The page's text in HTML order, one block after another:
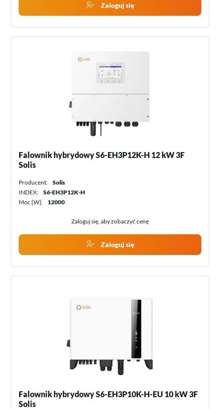
Zaloguj się
Falownik hybrydowy S6-EH3P12K-H 12 kW 3F
Solis
Producent:
Solis
INDEX:
S6-EH3P12K-H
Moc [W]:
12000
Zaloguj się, aby zobaczyć cenę
Zaloguj się
Falownik hybrydowy S6-EH3P10K-H-EU 10 kW 3F
Solis